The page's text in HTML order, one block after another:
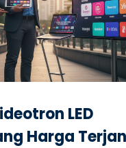
LED
Harga